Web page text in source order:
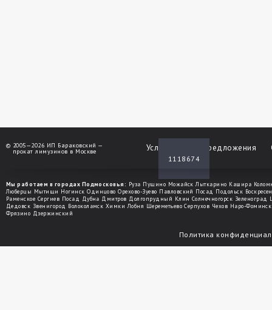
Услуги Спецпредложения
1118674
© 2005—2026 ИП Бараковский —
прокат лимузинов в Москве
Мы работаем в городах Подмосковья: Руза Пущино Можайск Лыткарино Кашира
Люберцы Мытищи Ногинск Одинцово Орехово-Зуево Павловский Посад Подольск
Раменское Сергиев Посад Дубна Дмитров Долгопрудный Клин Солнечногорск Зеленоград
Дедовск Звенигород Волоколамск Химки Лобня Шереметьево Серпухов Чехов Наро-Фоминск
Фрязино Дзержинский
Политика